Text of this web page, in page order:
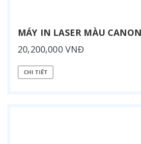
MÁY IN LASER MÀU
20,200,000 VNĐ
CHI TIẾT